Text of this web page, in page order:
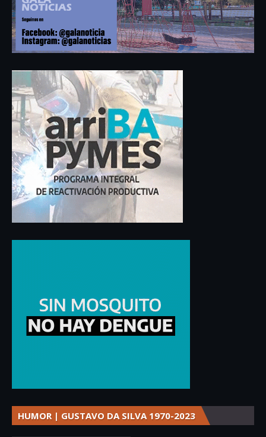
HUMOR | GUSTAVO DA SILVA 1970-2023